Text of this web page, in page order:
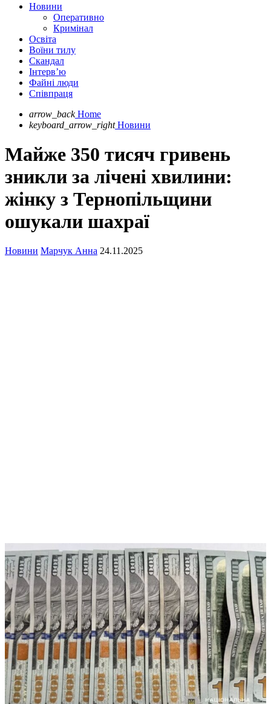
Новини
Оперативно
Кримінал
Освіта
Воїни тилу
Скандал
Інтерв’ю
Файні люди
Співпраця
arrow_back Home
keyboard_arrow_right Новини
Майже 350 тисяч гривень
зникли за лічені хвилини:
жінку з Тернопільщини
ошукали шахраї
Новини Марчук Анна 24.11.2025